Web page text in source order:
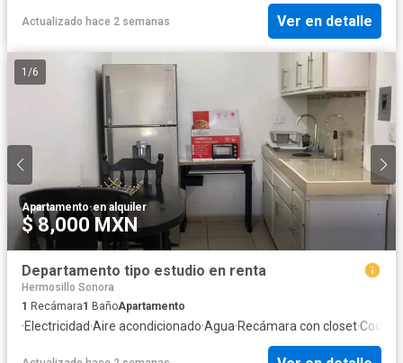
Actualizado hace 2 semanas Ver en detalle
1 /6
Apartamento·en alquiler
$ 8,000 MXN
Departamento tipo estudio en renta
Hermosillo Sonora
1 Recámara1 BañoApartamento
·Electricidad·Aire acondicionado·Agua·Recámara con closet·Cocina